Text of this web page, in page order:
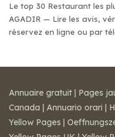
Le top 30 Restaurant les
AGADIR — Lire les avis,
réservez en ligne ou par
Annuaire gratuit | Pages
Canada | Annuario orari |
Yellow Pages |